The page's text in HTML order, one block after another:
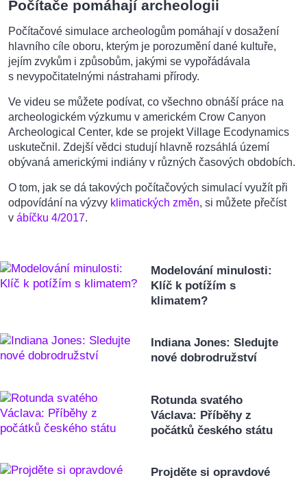
Počítače pomáhají archeologii
Počítačové simulace archeologům pomáhají v dosažení
hlavního cíle oboru, kterým je porozumění dané kultuře,
jejím zvykům i způsobům, jakými se vypořádávala
s nevypočitatelnými nástrahami přírody.
Ve videu se můžete podívat, co všechno obnáší práce na
archeologickém výzkumu v americkém Crow Canyon
Archeological Center, kde se projekt Village Ecodynamics
uskutečnil. Zdejší vědci studují hlavně rozsáhlá území
obývaná americkými indiány v různých časových obdobích.
O tom, jak se dá takových počítačových simulací využít při
odpovídání na výzvy klimatických změn, si můžete přečíst
v ábíčku 4/2017.
Modelování minulosti:
Klíč k potížím s
klimatem?
Indiana Jones: Sledujte
nové dobrodružství
Rotunda svatého
Václava: Příběhy z
počátků českého státu
Projděte si opravdové